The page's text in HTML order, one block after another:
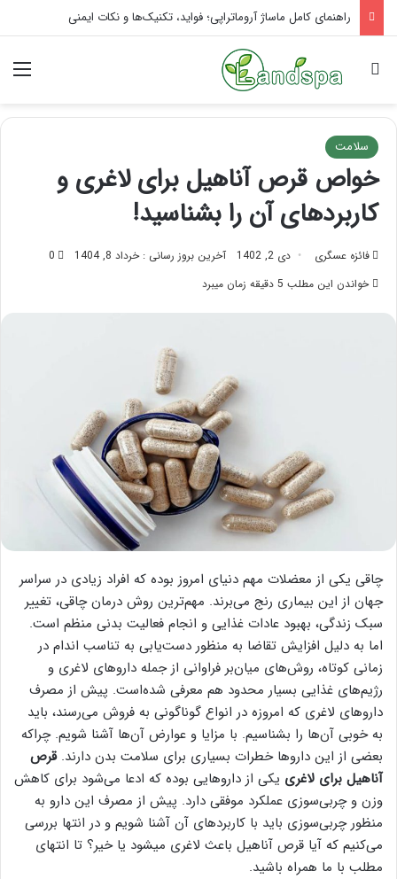
تاثیر ماساژ بر افسردگی؛ با ماساژ درمانی افسردگی را درمان کنید!
جستجو برای
سلامت
خواص قرص آناهیل برای لاغری و
کاربردهای آن را بشناسید!
فائزه عسگری دی 2, 1402 آخرین بروز رسانی : خرداد 8, 1404
0
خواندن این مطلب 5 دقیقه زمان میبرد
چاقی یکی از معضلات مهم دنیای امروز بوده که افراد زیادی در سراسر
جهان از این بیماری رنج می‌برند. مهم‌ترین روش درمان چاقی، تغییر
سبک زندگی، بهبود عادات غذایی و انجام فعالیت بدنی منظم است.
اما به دلیل افزایش تقاضا به منظور دست‌یابی به تناسب اندام در
زمانی کوتاه، روش‌های میان‌بر فراوانی از جمله داروهای لاغری و
رژیم‌های غذایی بسیار محدود هم معرفی شده‌است. پیش از مصرف
داروهای لاغری که امروزه در انواع گوناگونی به فروش می‌رسند، باید
به خوبی آن‌ها را بشناسیم. با مزایا و عوارض آن‌ها آشنا شویم. چراکه
بعضی از این داروها خطرات بسیاری برای سلامت بدن دارند.قرص
آناهیل برای لاغری یکی از داروهایی بوده که ادعا می‌شود برای کاهش
وزن و چربی‌سوزی عملکرد موفقی دارد. پیش از مصرف این دارو به
منظور چربی‌سوزی باید با کاربردهای آن آشنا شویم و در انتها بررسی
می‌کنیم که آیا قرص آناهیل باعث لاغری میشود یا خیر؟ تا انتهای
مطلب با ما همراه باشید.